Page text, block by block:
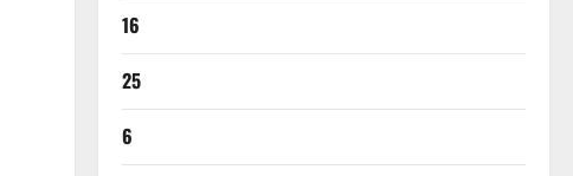
16
25
6